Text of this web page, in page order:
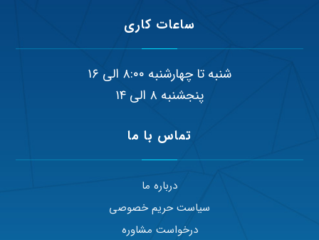
ساعات کاری
شنبه تا چهارشنبه ۸:۰۰ الی ۱۶
پنجشنبه ۸ الی ۱۴
تماس با ما
درباره ما
سیاست حریم خصوصی
درخواست مشاوره